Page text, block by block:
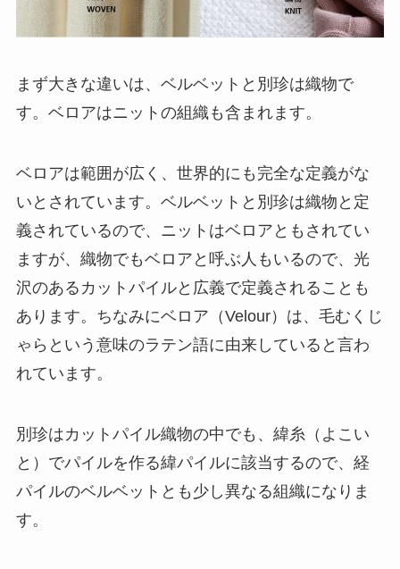
まず大きな違いは、ベルベットと別珍は織物で
す。ベロアはニットの組織も含まれます。
ベロアは範囲が広く、世界的にも完全な定義がな
いとされています。ベルベットと別珍は織物と定
義されているので、ニットはベロアともされてい
ますが、織物でもベロアと呼ぶ人もいるので、光
沢のあるカットパイルと広義で定義されることも
あります。ちなみにベロア（Velour）は、毛むくじ
ゃらという意味のラテン語に由来していると言わ
れています。
別珍はカットパイル織物の中でも、緯糸（よこい
と）でパイルを作る緯パイルに該当するので、経
パイルのベルベットとも少し異なる組織になりま
す。